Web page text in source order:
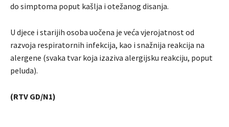
do simptoma poput kašlja i otežanog disanja.
U djece i starijih osoba uočena je veća vjerojatnost od
razvoja respiratornih infekcija, kao i snažnija reakcija na
alergene (svaka tvar koja izaziva alergijsku reakciju, poput
peluda).
(RTV GD/N1)